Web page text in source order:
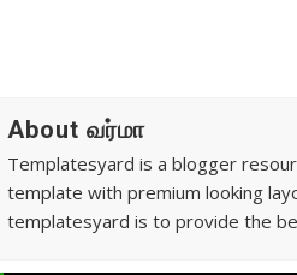
About வர்மா
Templatesyard is a blogger
template with premium looking
templatesyard is to provide the